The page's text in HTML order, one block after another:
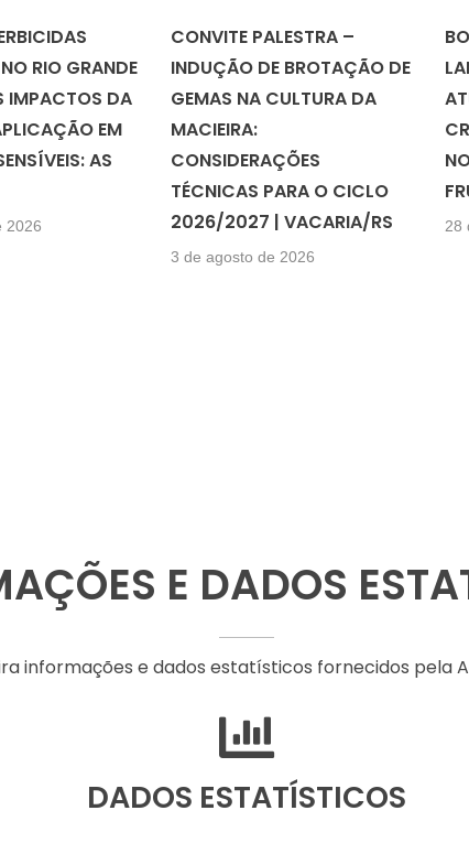
RIO GRANDE
IMPACTOS DA
EM
AS
2026
CONVITE PALESTRA –
INDUÇÃO DE BROTAÇÃO DE
GEMAS NA CULTURA DA
MACIEIRA:
CONSIDERAÇÕES
TÉCNICAS PARA O CICLO
2026/2027 | VACARIA/RS
3 de agosto de 2026
28
E DADOS
informações e dados estatísticos fornecidos pela
DADOS ESTATÍSTICOS